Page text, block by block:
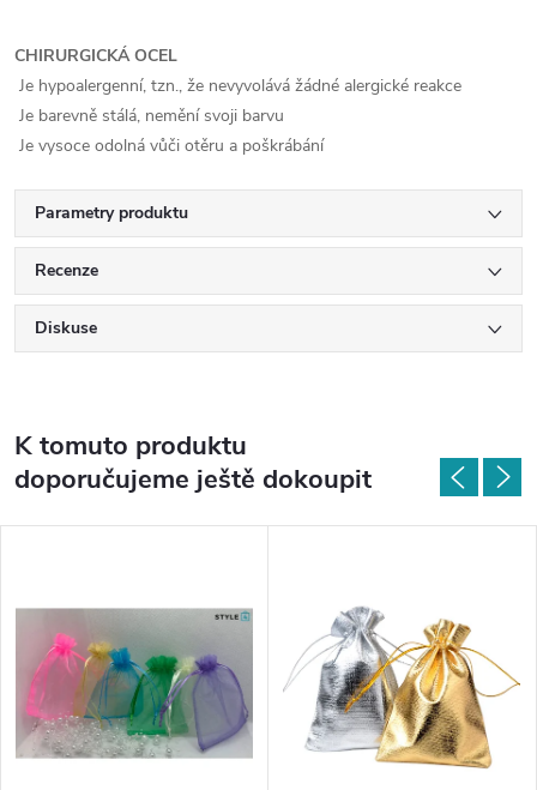
CHIRURGICKÁ OCEL
Je hypoalergenní, tzn., že nevyvolává žádné alergické reakce
Je barevně stálá, nemění svoji barvu
Je vysoce odolná vůči otěru a poškrábání
Parametry produktu
Recenze
Diskuse
K tomuto produktu
doporučujeme ještě dokoupit